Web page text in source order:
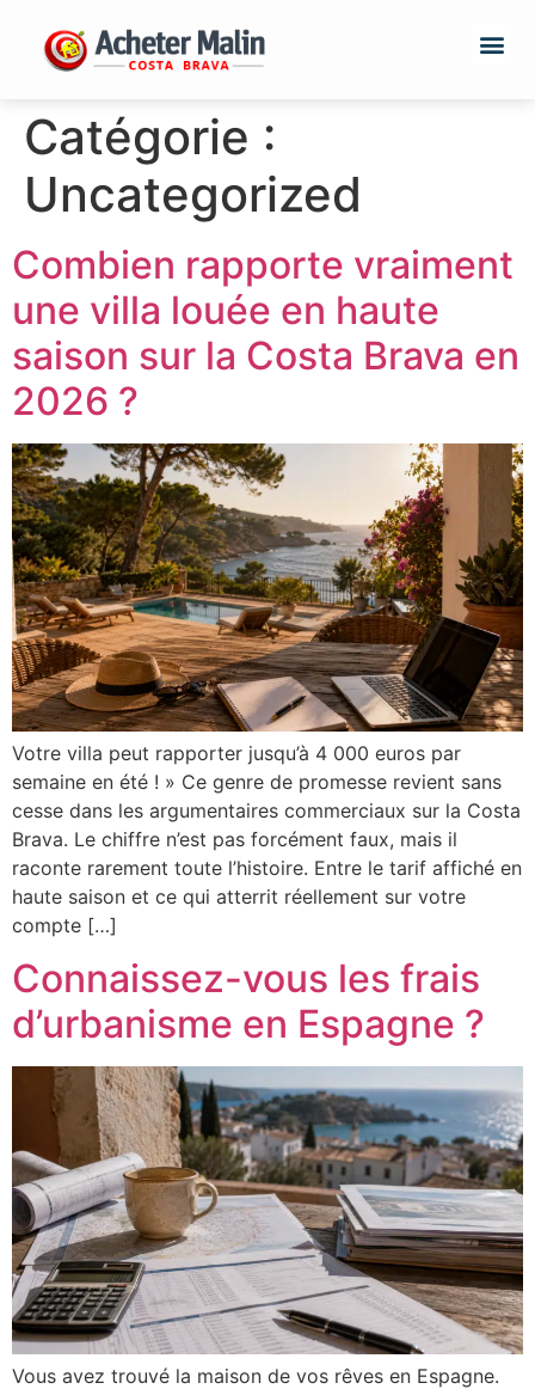
Catégorie :
Uncategorized
Combien rapporte vraiment
une villa louée en haute
saison sur la Costa Brava en
2026 ?
Votre villa peut rapporter jusqu’à 4 000 euros par
semaine en été ! » Ce genre de promesse revient sans
cesse dans les argumentaires commerciaux sur la Costa
Brava. Le chiffre n’est pas forcément faux, mais il
raconte rarement toute l’histoire. Entre le tarif affiché en
haute saison et ce qui atterrit réellement sur votre
compte […]
Connaissez-vous les frais
d’urbanisme en Espagne ?
Vous avez trouvé la maison de vos rêves en Espagne.